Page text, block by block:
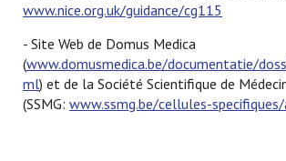
www.nice.org.uk/guidance/cg115
- Site Web de Domus Medica
(www.domusmedica.be/documentatie/
ml) et de la Société Scientifique de
(SSMG: www.ssmg.be/cellules-